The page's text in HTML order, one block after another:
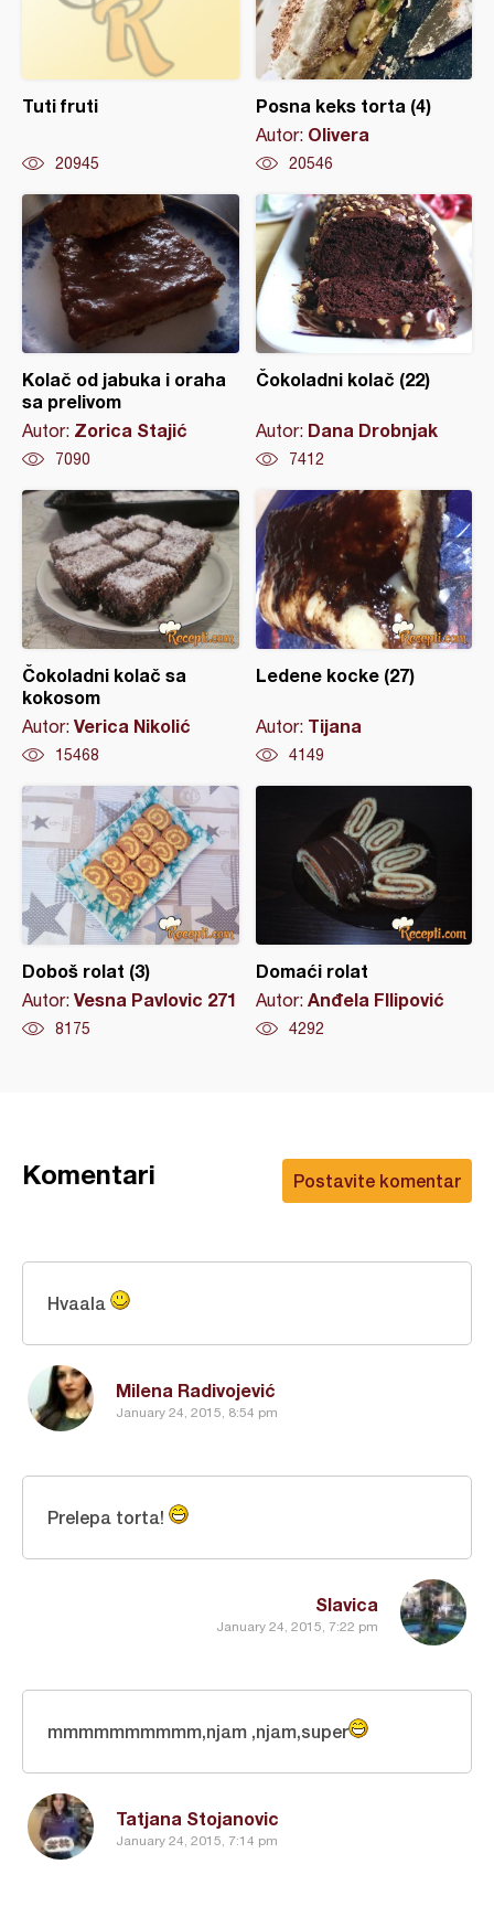
Tuti fruti
20945
Posna keks torta (4)
Autor: Olivera
20546
Kolač od jabuka i oraha
sa prelivom
Autor: Zorica Stajić
7090
Čokoladni kolač (22)
Autor: Dana Drobnjak
7412
Čokoladni kolač sa
kokosom
Autor: Verica Nikolić
15468
Ledene kocke (27)
Autor: Tijana
4149
Doboš rolat (3)
Autor: Vesna Pavlovic 271
8175
Domaći rolat
Autor: Anđela FIlipović
4292
Postavite komentar
Komentari
Milena Radivojević
January 24, 2015, 8:54 pm
Hvaala
Slavica
January 24, 2015, 7:22 pm
Prelepa torta!
Tatjana Stojanovic
January 24, 2015, 7:14 pm
mmmmmmmmmm,njam ,njam,super